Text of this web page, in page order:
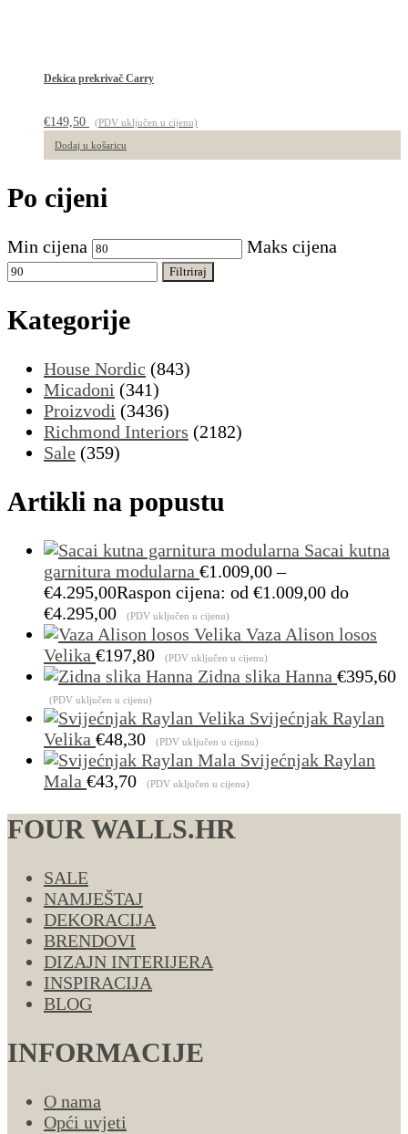
Dekica prekrivač Carry
€149,50 (PDV uključen u cijenu)
Dodaj u košaricu
Po cijeni
Min cijena Maks cijena
Filtriraj
Kategorije
House Nordic (843)
Micadoni (341)
Proizvodi (3436)
Richmond Interiors (2182)
Sale (359)
Artikli na popustu
Sacai kutna
garnitura modularna €1.009,00 –
€4.295,00Raspon cijena: od €1.009,00 do
€4.295,00
(PDV uključen u cijenu)
Vaza Alison losos
Velika €197,80 (PDV uključen u cijenu)
Zidna slika Hanna €395,60
(PDV uključen u cijenu)
Svijećnjak Raylan
Velika €48,30 (PDV uključen u cijenu)
Svijećnjak Raylan
Mala €43,70 (PDV uključen u cijenu)
FOUR WALLS.HR
SALE
NAMJEŠTAJ
DEKORACIJA
BRENDOVI
DIZAJN INTERIJERA
INSPIRACIJA
BLOG
INFORMACIJE
O nama
Opći uvjeti